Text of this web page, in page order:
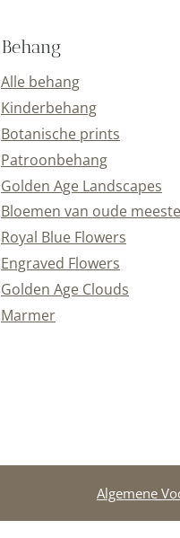
Behang
Alle behang
Kinderbehang
Botanische prints
Patroonbehang
Golden Age Landscapes
Bloemen van oude
Royal Blue Flowers
Engraved Flowers
Golden Age Clouds
Marmer
Algemene